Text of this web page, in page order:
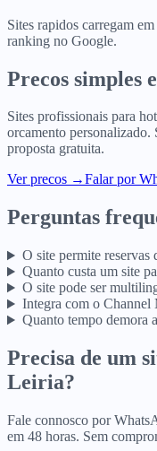
Sites rapidos carregam
ranking no Google.
Precos simples
Sites profissionais para
orcamento personalizado.
proposta gratuita.
Ver precos →Falar por
Perguntas
O site permite reservas
Quanto custa um site
O site pode ser
Integra com o Channel
Quanto tempo demora
Precisa de um
Leiria?
Fale connosco por
em 48 horas. Sem